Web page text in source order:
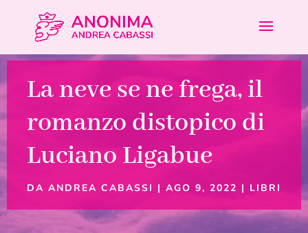
La neve se ne frega, il
romanzo distopico di
Luciano Ligabue
DA ANDREA CABASSI | AGO 9, 2022 | LIBRI